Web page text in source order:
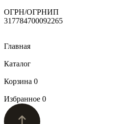
ОГРН/ОГРНИП
317784700092265
Главная
Каталог
Корзина 0
Избранное 0